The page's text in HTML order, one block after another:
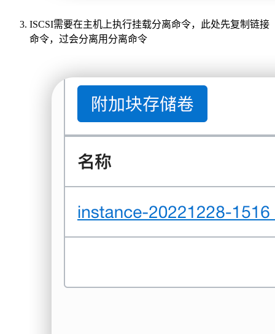
ISCSI需要在主机上执行挂载分离命令，此处先复制链接
命令，过会分离用分离命令